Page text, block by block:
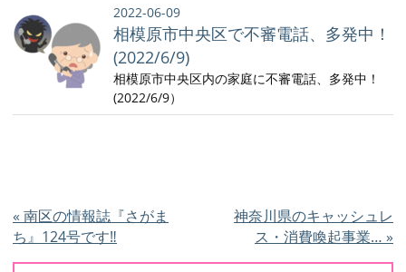
2022-06-09
相模原市中央区で不審電話、多発中！
(2022/6/9)
相模原市中央区内の家庭に不審電話、多発中！
(2022/6/9）
« 南区の情報誌『さがま
ち』124号です‼
神奈川県のキャッシュレ
ス・消費喚起事業… »